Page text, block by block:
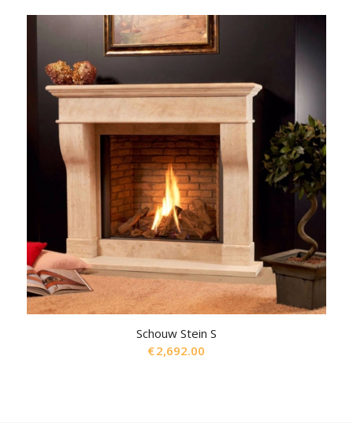
Schouw Stein S
€2,692.00